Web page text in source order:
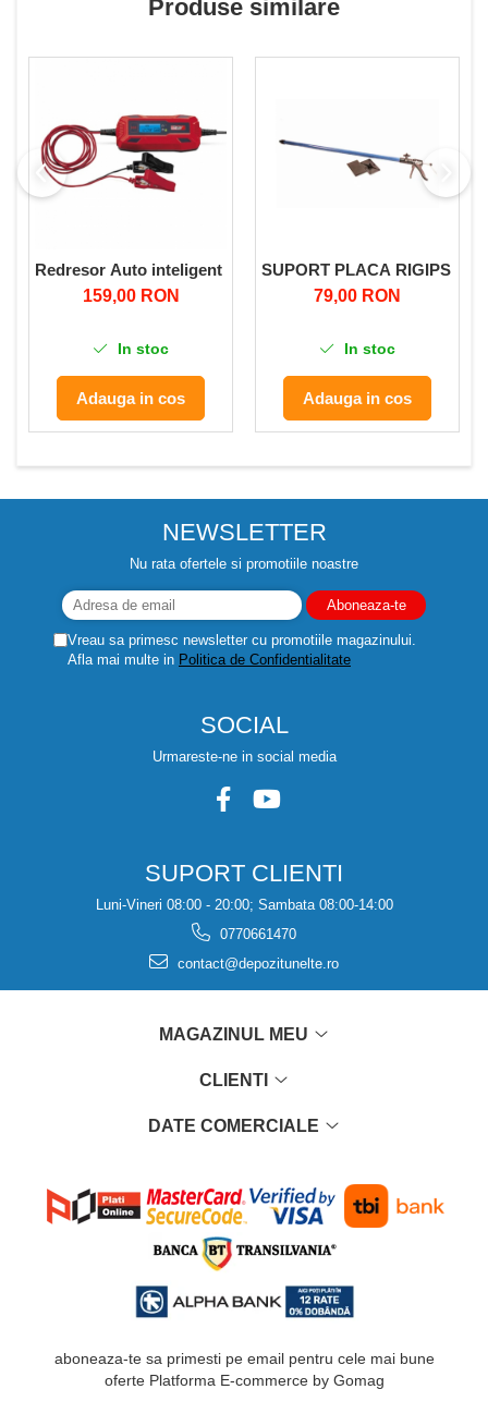
Produse similare
Redresor Auto inteligent ,Ultimate Speed, pentru
159,00 RON
In stoc
Adauga in cos
SUPORT PLACA RIGIPS
79,00 RON
In stoc
Adauga in cos
NEWSLETTER
Nu rata ofertele si promotiile noastre
Vreau sa primesc newsletter cu promotiile magazinului.
Afla mai multe in Politica de Confidentialitate
SOCIAL
Urmareste-ne in social media
SUPORT CLIENTI
Luni-Vineri 08:00 - 20:00; Sambata 08:00-14:00
0770661470
contact@depozitunelte.ro
MAGAZINUL MEU
CLIENTI
DATE COMERCIALE
aboneaza-te sa primesti pe email pentru cele mai bune
oferte Platforma E-commerce by Gomag